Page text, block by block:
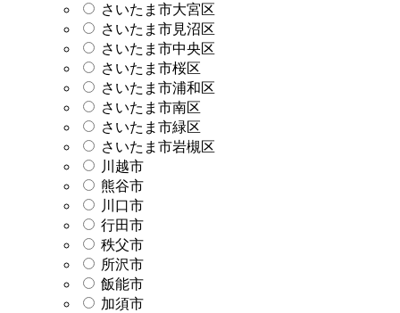
さいたま市大宮区
さいたま市見沼区
さいたま市中央区
さいたま市桜区
さいたま市浦和区
さいたま市南区
さいたま市緑区
さいたま市岩槻区
川越市
熊谷市
川口市
行田市
秩父市
所沢市
飯能市
加須市